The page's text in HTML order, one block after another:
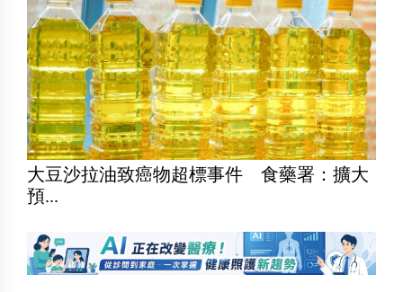
大豆沙拉油致癌物超標事件 食藥署：擴大
預...